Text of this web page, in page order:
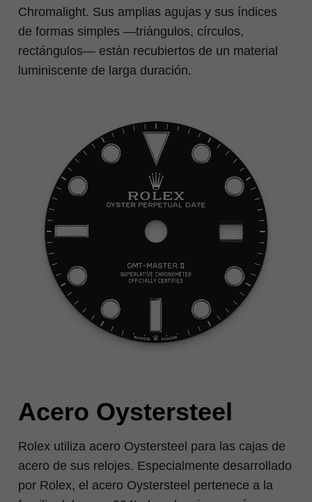
Chromalight. Sus amplias agujas y sus índices
de formas simples —triángulos, círculos,
rectángulos— están recubiertos de un material
luminiscente de larga duración.
Acero Oystersteel
Rolex utiliza acero Oystersteel para las cajas de
acero de sus relojes. Especialmente desarrollado
por Rolex, el acero Oystersteel pertenece a la